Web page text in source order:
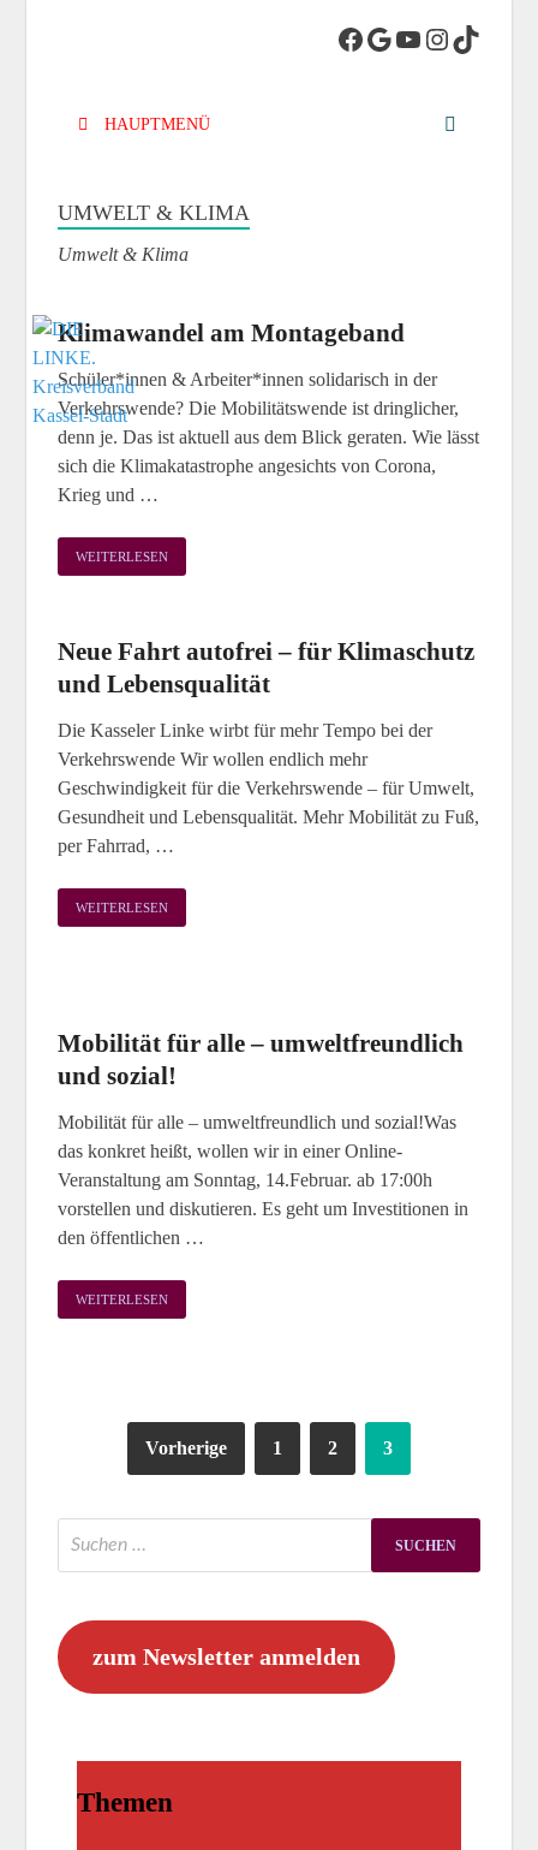
Kreisverband
Kassel-Stadt
HAUPTMENÜ
UMWELT & KLIMA
Umwelt & Klima
Klimawandel am Montageband
Schüler*innen & Arbeiter*innen solidarisch in der
Verkehrswende? Die Mobilitätswende ist dringlicher,
denn je. Das ist aktuell aus dem Blick geraten. Wie lässt
sich die Klimakatastrophe angesichts von Corona,
Krieg und …
WEITERLESEN
Neue Fahrt autofrei – für Klimaschutz
und Lebensqualität
Die Kasseler Linke wirbt für mehr Tempo bei der
Verkehrswende Wir wollen endlich mehr
Geschwindigkeit für die Verkehrswende – für Umwelt,
Gesundheit und Lebensqualität. Mehr Mobilität zu Fuß,
per Fahrrad, …
WEITERLESEN
Mobilität für alle – umweltfreundlich
und sozial!
Mobilität für alle – umweltfreundlich und sozial!Was
das konkret heißt, wollen wir in einer Online-
Veranstaltung am Sonntag, 14.Februar. ab 17:00h
vorstellen und diskutieren. Es geht um Investitionen in
den öffentlichen …
WEITERLESEN
Vorherige 1 2 3
zum Newsletter anmelden
Themen